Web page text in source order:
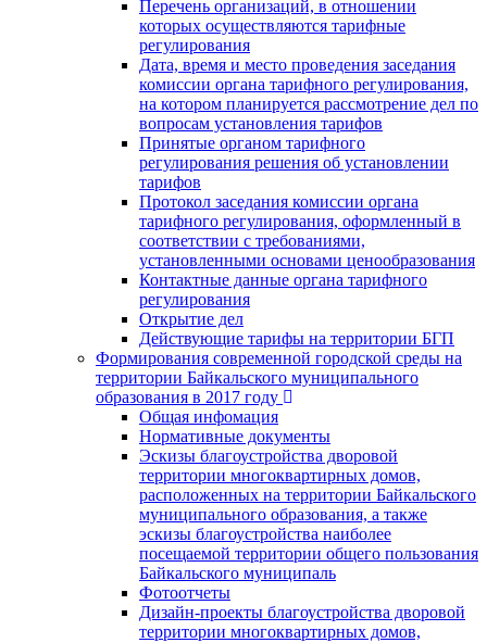
Перечень организаций, в отношении
которых осуществляются тарифные
регулирования
Дата, время и место проведения заседания
комиссии органа тарифного регулирования,
на котором планируется рассмотрение дел по
вопросам установления тарифов
Принятые органом тарифного
регулирования решения об установлении
тарифов
Протокол заседания комиссии органа
тарифного регулирования, оформленный в
соответствии с требованиями,
установленными основами ценообразования
Контактные данные органа тарифного
регулирования
Открытие дел
Действующие тарифы на территории БГП
Формирования современной городской среды на
территории Байкальского муниципального
образования в 2017 году
Общая инфомация
Нормативные документы
Эскизы благоустройства дворовой
территории многоквартирных домов,
расположенных на территории Байкальского
муниципального образования, а также
эскизы благоустройства наиболее
посещаемой территории общего пользования
Байкальского муниципаль
Фотоотчеты
Дизайн-проекты благоустройства дворовой
территории многоквартирных домов,